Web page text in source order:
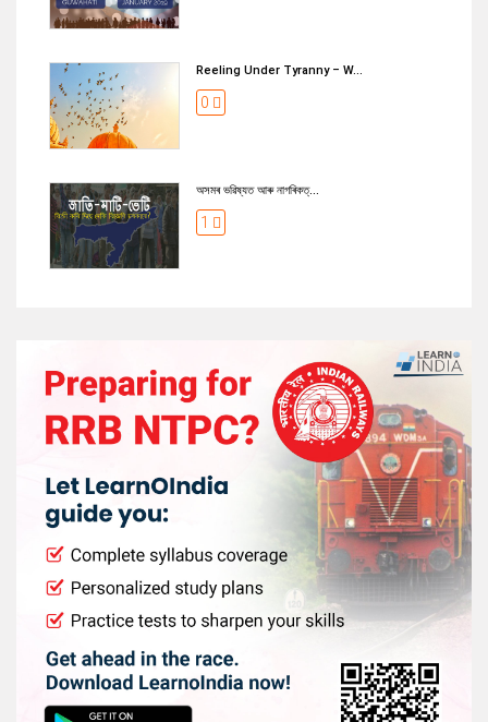
Reeling Under Tyranny – W...
0
অসমৰ ভৱিষ্যত আৰু নাগৰিকত্...
1